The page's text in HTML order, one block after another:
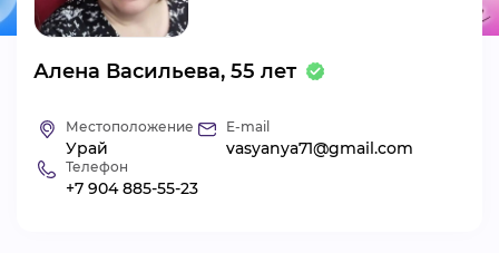
АНАЛИТИКА
БАЗА ЗНАНИЙ
ВИДЕОКУРСЫ
Алена Васильева, 55 лет
Местоположение
Урай
E-mail
vasyanya71@gmail.com
Телефон
+7 904 885-55-23